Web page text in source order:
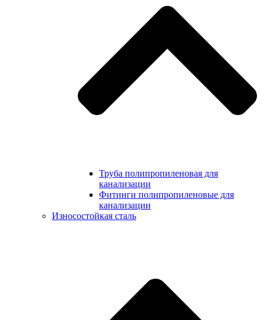
Труба полипропиленовая для
канализации
Фитинги полипропиленовые для
канализации
Износостойкая сталь